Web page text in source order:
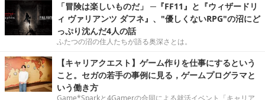
「冒険は楽しいものだ」 ─『FF11』と『ウィザードリ
ィ ヴァリアンツ ダフネ』、"優しくないRPG"の沼にど
っぷり沈んだ4人の話
ふたつの沼の住人たちが語る奥深さとは。
【キャリアクエスト】ゲーム作りを仕事にするという
こと。セガの若手の事例に見る，ゲームプログラマと
いう働き方